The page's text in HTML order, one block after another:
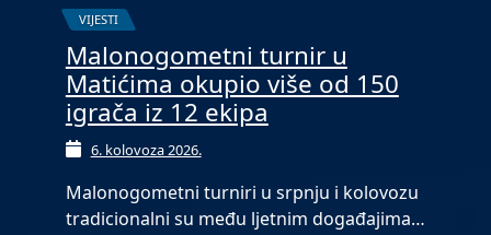
VIJESTI
Malonogometni turnir u
Matićima okupio više od 150
igrača iz 12 ekipa
6. kolovoza 2026.
Malonogometni turniri u srpnju i kolovozu
tradicionalni su među ljetnim događajima…